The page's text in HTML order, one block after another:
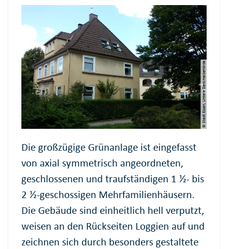
© Stadt Essen, Untere Denkmalbehörde
Die großzügige Grünanlage ist eingefasst
von axial symmetrisch angeordneten,
geschlossenen und traufständigen 1 ½- bis
2 ½-geschossigen Mehrfamilienhäusern.
Die Gebäude sind einheitlich hell verputzt,
weisen an den Rückseiten Loggien auf und
zeichnen sich durch besonders gestaltete